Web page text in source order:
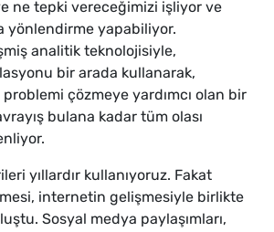
ne tepki vereceğimizi işliyor ve
yönlendirme yapabiliyor.
analitik teknolojisiyle,
bir arada kullanarak,
problemi çözmeye yardımcı olan bir
bulana kadar tüm olası
yıllardır kullanıyoruz. Fakat
internetin gelişmesiyle birlikte
Sosyal medya paylaşımları,